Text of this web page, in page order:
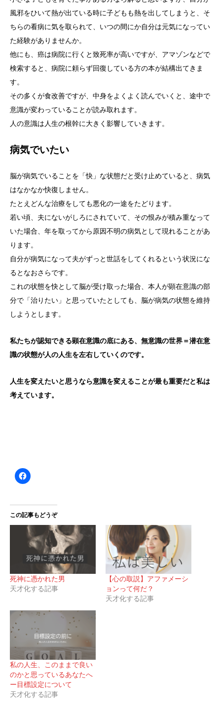
風邪をひいて熱が出ている時に子どもも熱を出してしまうと、そ
ちらの看病に気を取られて、いつの間にか自分は元気になってい
た経験がありませんか。
他にも、癌は病院に行くと致死率が高いですが、アマゾンなどで
検索すると、病院に頼らず回復している方の本が結構出てきま
す。
その多くが食改善ですが、中身をよくよく読んでいくと、途中で
意識が変わっていることが読み取れます。
人の意識は人生の根幹に大きく影響していきます。
病気でいたい
脳が病気でいることを「快」な状態だと受け止めていると、病気
はなかなか快復しません。
たとえどんな治療をしても悪化の一途をたどります。
若い頃、夫にないがしろにされていて、その恨みが積み重なって
いた場合、年を取ってから原因不明の病気として現れることがあ
ります。
自分が病気になって夫がずっと世話をしてくれるという状況にな
るとなおさらです。
これの状態を快として脳が受け取った場合、本人が顕在意識の部
分で「治りたい」と思っていたとしても、脳が病気の状態を維持
しようとします。
私たちが認知できる顕在意識の底にある、無意識の世界＝潜在意
識の状態が人の人生を左右していくのです。
人生を変えたいと思うなら意識を変えることが最も重要だと私は
考えています。
この記事もどうぞ
死神に憑かれた男
天才化する記事
【心の取説】アファメーシ
ョンって何だ？
天才化する記事
私の人生、このままで良い
のかと思っているあなたへ
ー目標設定について
天才化する記事